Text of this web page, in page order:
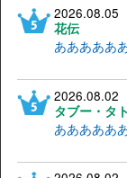
2026.08.05
花伝
あああああ
2026.08.02
タブー・タ
あああああ